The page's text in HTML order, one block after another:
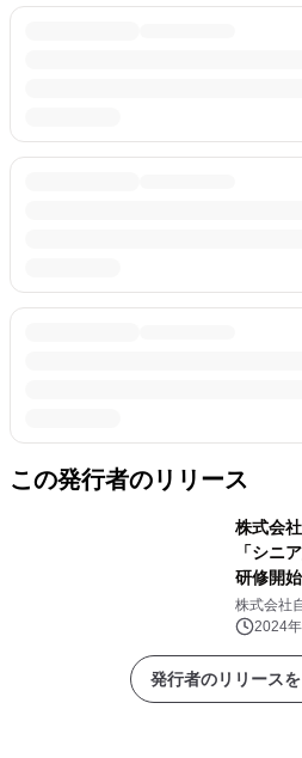
この発行者のリリース
株式会
「シニ
研修開
株式会社
2024
発行者のリリース